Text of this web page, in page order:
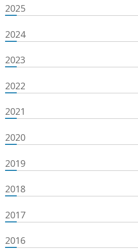
2025
2024
2023
2022
2021
2020
2019
2018
2017
2016